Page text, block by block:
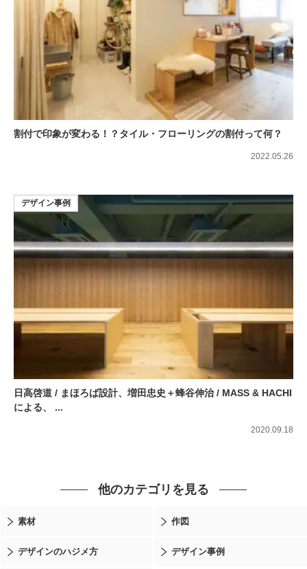
割付で印象が変わる！？タイル・フローリングの割付って何？
2022.05.26
日高啓道 / まほろば設計、増田忠史＋蜂谷伸治 / MASS & HACHI
による、 ...
デザイン事例
2020.09.18
他のカテゴリを見る
素材 作図
デザインのハジメ方 デザイン事例